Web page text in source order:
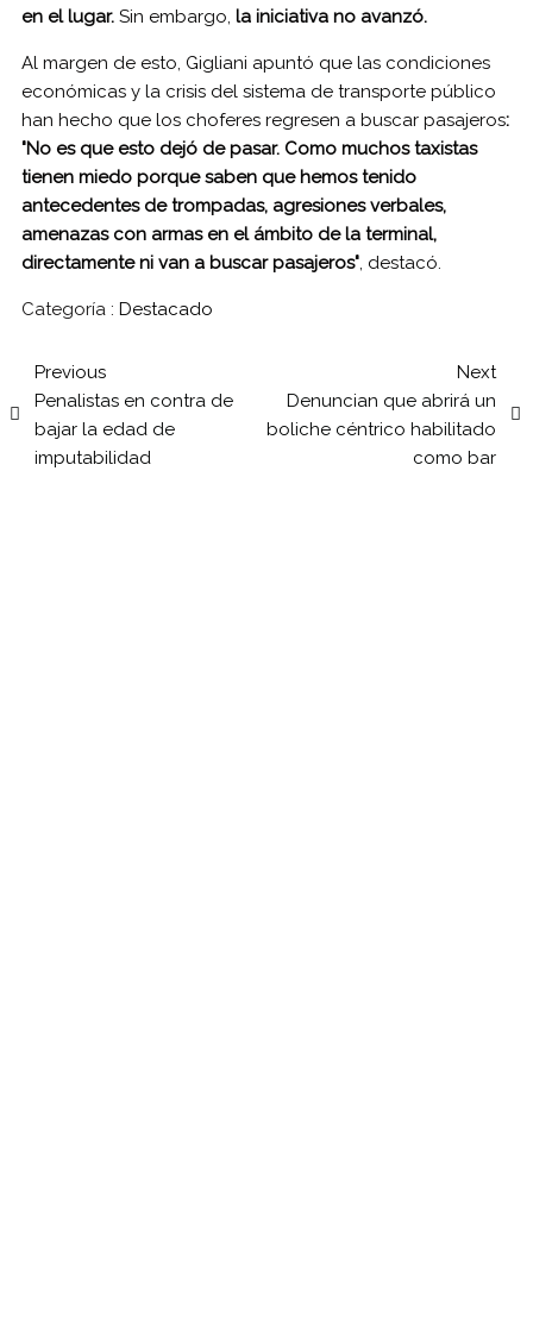
en el lugar. Sin embargo, la iniciativa no avanzó.
Al margen de esto, Gigliani apuntó que las condiciones
económicas y la crisis del sistema de transporte público
han hecho que los choferes regresen a buscar pasajeros:
"No es que esto dejó de pasar. Como muchos taxistas
tienen miedo porque saben que hemos tenido
antecedentes de trompadas, agresiones verbales,
amenazas con armas en el ámbito de la terminal,
directamente ni van a buscar pasajeros", destacó.
Categoría : Destacado
Previous
Penalistas en contra de
bajar la edad de
imputabilidad
Next
Denuncian que abrirá un
boliche céntrico habilitado
como bar